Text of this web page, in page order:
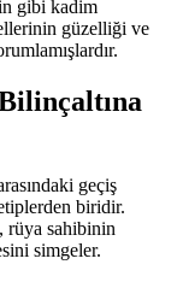
gibi kadim
güzelliği ve
geçiş
biridir.
rüya sahibinin
simgeler.